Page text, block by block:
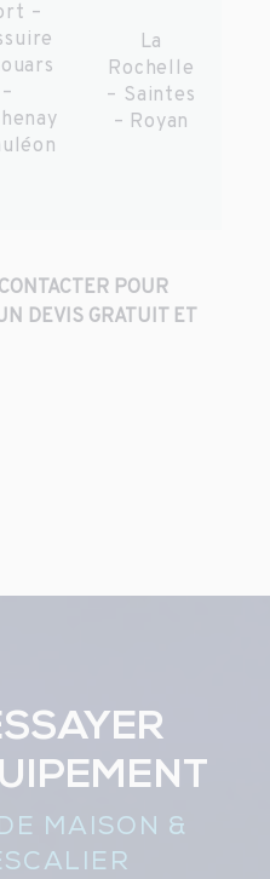
–
–
La
Rochelle
– Saintes
– Royan
POUR
DEVIS GRATUIT ET
MAISON &